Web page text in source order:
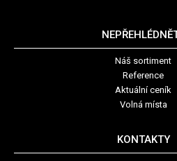
Náš sortiment
Reference
Aktuální ceník
Volná místa
KONTAKTY